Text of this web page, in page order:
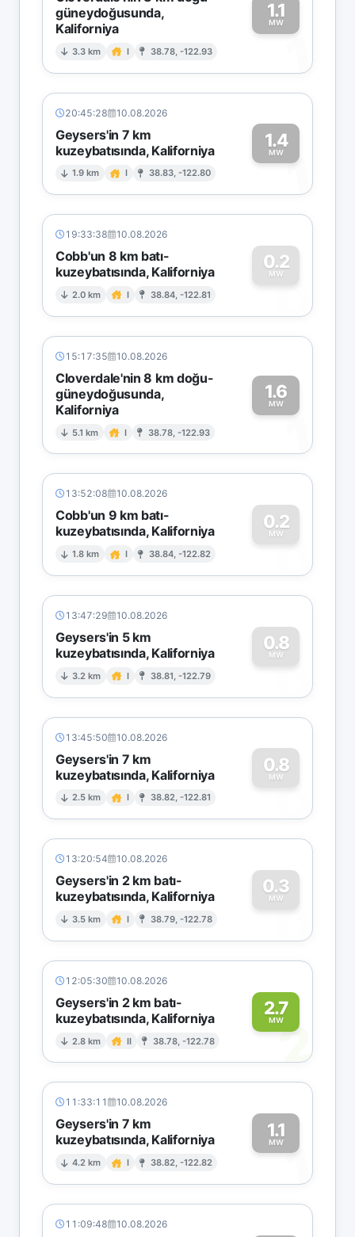
güneydoğusunda,
Kaliforniya
3.3 km I 38.78, -122.93
1.1
MW
1
20:45:28 10.08.2026
Geysers'in 7 km
kuzeybatısında, Kaliforniya
1.9 km I 38.83, -122.80
1.4
MW1
19:33:38 10.08.2026
Cobb'un 8 km batı-
kuzeybatısında, Kaliforniya
2.0 km I 38.84, -122.81
0.2
MW
0
15:17:35 10.08.2026
Cloverdale'nin 8 km doğu-
güneydoğusunda,
Kaliforniya
5.1 km I 38.78, -122.93
1.6
MW
1
13:52:08 10.08.2026
Cobb'un 9 km batı-
kuzeybatısında, Kaliforniya
1.8 km I 38.84, -122.82
0.2
MW
0
13:47:29 10.08.2026
Geysers'in 5 km
kuzeybatısında, Kaliforniya
3.2 km I 38.81, -122.79
0.8
MW
0
13:45:50 10.08.2026
Geysers'in 7 km
kuzeybatısında, Kaliforniya
2.5 km I 38.82, -122.81
0.8
MW
0
13:20:54 10.08.2026
Geysers'in 2 km batı-
kuzeybatısında, Kaliforniya
3.5 km I 38.79, -122.78
0.3
MW
0
12:05:30 10.08.2026
Geysers'in 2 km batı-
kuzeybatısında, Kaliforniya
2.8 km II 38.78, -122.78
2.7
MW2
11:33:11 10.08.2026
Geysers'in 7 km
kuzeybatısında, Kaliforniya
4.2 km I 38.82, -122.82
1.1
MW1
11:09:48 10.08.2026